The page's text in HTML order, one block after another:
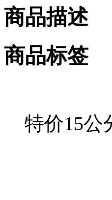
商品描述
商品标签
特价15公